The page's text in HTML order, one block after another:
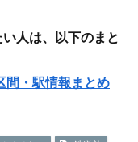
人は、以下のまと
間・駅情報まとめ